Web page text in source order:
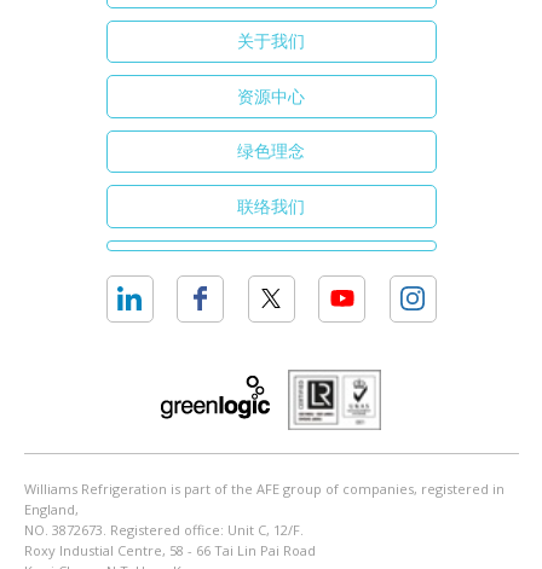
关于我们
资源中心
绿色理念
联络我们
Williams Refrigeration is part of the AFE group of companies, registered in
England,
NO. 3872673. Registered office: Unit C, 12/F.
Roxy Industial Centre, 58 - 66 Tai Lin Pai Road